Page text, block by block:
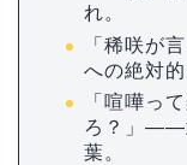
れ。
「稀咲が
への絶対
「喧嘩っ
ろ？」——
葉。